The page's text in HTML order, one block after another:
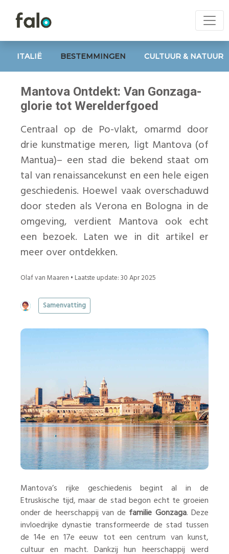
ITALIË BESTEMMINGEN CULTUUR & NATUUR
Mantova Ontdekt: Van Gonzaga-
glorie tot Werelderfgoed
Centraal op de Po-vlakt, omarmd door
drie kunstmatige meren, ligt Mantova (of
Mantua)– een stad die bekend staat om
tal van renaissancekunst en een hele eigen
geschiedenis. Hoewel vaak overschaduwd
door steden als Verona en Bologna in de
omgeving, verdient Mantova ook echt
een bezoek. Laten we in dit artikel er
meer over ontdekken.
Olaf van Maaren • Laatste update: 30 Apr 2025
Samenvatting
Mantova’s rijke geschiedenis begint al in de
Etruskische tijd, maar de stad begon echt te groeien
onder de heerschappij van de familie Gonzaga. Deze
invloedrijke dynastie transformeerde de stad tussen
de 14e en 17e eeuw tot een centrum van kunst,
cultuur en macht. Dankzij hun heerschappij werd